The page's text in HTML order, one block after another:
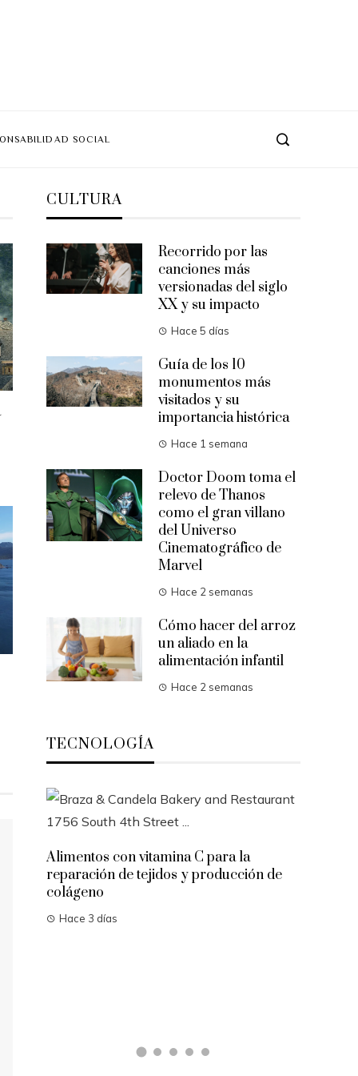
SOCIAL
CULTURA
Recorrido por las
canciones más
versionadas del siglo
XX y su impacto
Hace 5 días
Guía de los 10
monumentos más
visitados y su
importancia histórica
Hace 1 semana
Doctor Doom toma el
relevo de Thanos
como el gran villano
del Universo
Cinematográfico de
Marvel
Hace 2 semanas
Cómo hacer del arroz
un aliado en la
alimentación infantil
Hace 2 semanas
TECNOLOGÍA
Alimentos con vitamina C para la
reparación de tejidos y producción de
colágeno
Hace 3 días